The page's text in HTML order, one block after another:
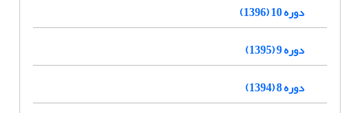
دوره 10 (1396)
دوره 9 (1395)
دوره 8 (1394)